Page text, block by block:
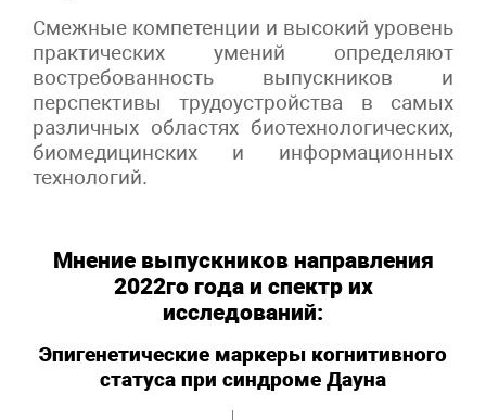
Смежные компетенции и высокий уровень
практических умений определяют
востребованность выпускников и
перспективы трудоустройства в самых
различных областях биотехнологических,
биомедицинских и информационных
технологий.
Мнение выпускников направления
2022го года и спектр их
исследований:
Эпигенетические маркеры когнитивного
статуса при синдроме Дауна